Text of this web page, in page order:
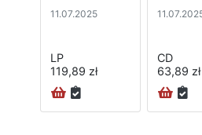
11.07.2025
LP
119,89 zł
CD
63,89 zł